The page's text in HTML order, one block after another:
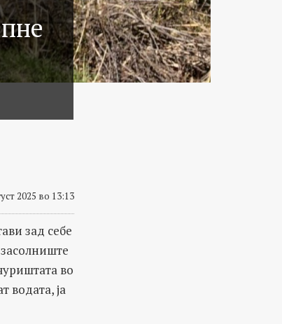
2025 во 13:13
зад себе
во
водата, ја